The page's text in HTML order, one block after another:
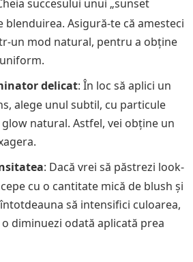
succesului unui „sunset
blenduirea. Asigură-te că amesteci
un mod natural, pentru a obține
delicat: În loc să aplici un
alege unul subtil, cu particule
natural. Astfel, vei obține un
: Dacă vrei să păstrezi look-
cu o cantitate mică de blush și
să intensifici culoarea,
diminuezi odată aplicată prea